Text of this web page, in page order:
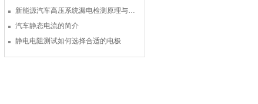
新能源汽车高压系统漏电检测原理与故障检修
汽车静态电流的简介
静电电阻测试如何选择合适的电极